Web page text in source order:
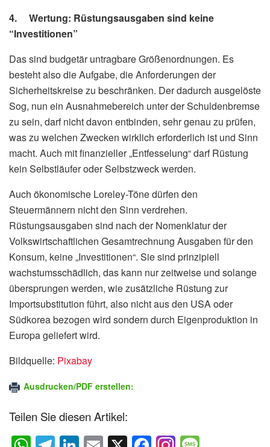
4. Wertung: Rüstungsausgaben sind keine
“Investitionen”
Das sind budgetär untragbare Größenordnungen. Es
besteht also die Aufgabe, die Anforderungen der
Sicherheitskreise zu beschränken. Der dadurch ausgelöste
Sog, nun ein Ausnahmebereich unter der Schuldenbremse
zu sein, darf nicht davon entbinden, sehr genau zu prüfen,
was zu welchen Zwecken wirklich erforderlich ist und Sinn
macht. Auch mit finanzieller „Entfesselung“ darf Rüstung
kein Selbstläufer oder Selbstzweck werden.
Auch ökonomische Loreley-Töne dürfen den
Steuermännern nicht den Sinn verdrehen.
Rüstungsausgaben sind nach der Nomenklatur der
Volkswirtschaftlichen Gesamtrechnung Ausgaben für den
Konsum, keine „Investitionen“. Sie sind prinzipiell
wachstumsschädlich, das kann nur zeitweise und solange
übersprungen werden, wie zusätzliche Rüstung zur
Importsubstitution führt, also nicht aus den USA oder
Südkorea bezogen wird sondern durch Eigenproduktion in
Europa geliefert wird.
Bildquelle: Pixabay
Ausdrucken/PDF erstellen:
Teilen Sie diesen Artikel: